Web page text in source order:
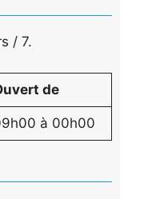
/ 7.
de
à 00h00